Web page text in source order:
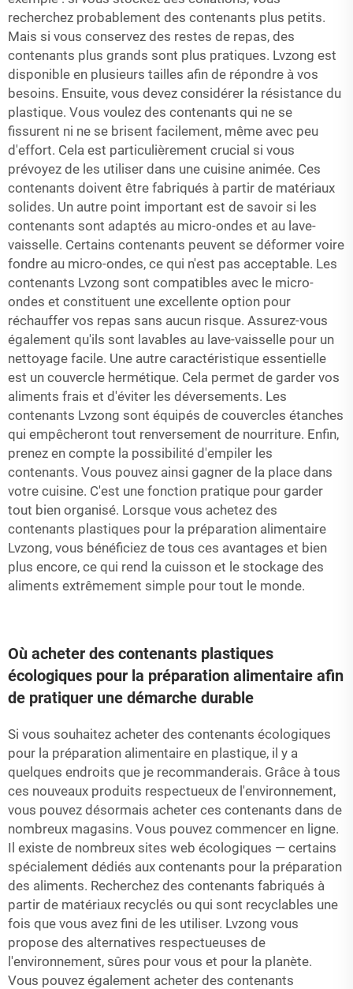
recherchez probablement des contenants plus petits.
Mais si vous conservez des restes de repas, des
contenants plus grands sont plus pratiques. Lvzong est
disponible en plusieurs tailles afin de répondre à vos
besoins. Ensuite, vous devez considérer la résistance du
plastique. Vous voulez des contenants qui ne se
fissurent ni ne se brisent facilement, même avec peu
d'effort. Cela est particulièrement crucial si vous
prévoyez de les utiliser dans une cuisine animée. Ces
contenants doivent être fabriqués à partir de matériaux
solides. Un autre point important est de savoir si les
contenants sont adaptés au micro-ondes et au lave-
vaisselle. Certains contenants peuvent se déformer voire
fondre au micro-ondes, ce qui n'est pas acceptable. Les
contenants Lvzong sont compatibles avec le micro-
ondes et constituent une excellente option pour
réchauffer vos repas sans aucun risque. Assurez-vous
également qu'ils sont lavables au lave-vaisselle pour un
nettoyage facile. Une autre caractéristique essentielle
est un couvercle hermétique. Cela permet de garder vos
aliments frais et d'éviter les déversements. Les
contenants Lvzong sont équipés de couvercles étanches
qui empêcheront tout renversement de nourriture. Enfin,
prenez en compte la possibilité d'empiler les
contenants. Vous pouvez ainsi gagner de la place dans
votre cuisine. C'est une fonction pratique pour garder
tout bien organisé. Lorsque vous achetez des
contenants plastiques pour la préparation alimentaire
Lvzong, vous bénéficiez de tous ces avantages et bien
plus encore, ce qui rend la cuisson et le stockage des
aliments extrêmement simple pour tout le monde.
Où acheter des contenants plastiques
écologiques pour la préparation alimentaire afin
de pratiquer une démarche durable
Si vous souhaitez acheter des contenants écologiques
pour la préparation alimentaire en plastique, il y a
quelques endroits que je recommanderais. Grâce à tous
ces nouveaux produits respectueux de l'environnement,
vous pouvez désormais acheter ces contenants dans de
nombreux magasins. Vous pouvez commencer en ligne.
Il existe de nombreux sites web écologiques — certains
spécialement dédiés aux contenants pour la préparation
des aliments. Recherchez des contenants fabriqués à
partir de matériaux recyclés ou qui sont recyclables une
fois que vous avez fini de les utiliser. Lvzong vous
propose des alternatives respectueuses de
l'environnement, sûres pour vous et pour la planète.
Vous pouvez également acheter des contenants